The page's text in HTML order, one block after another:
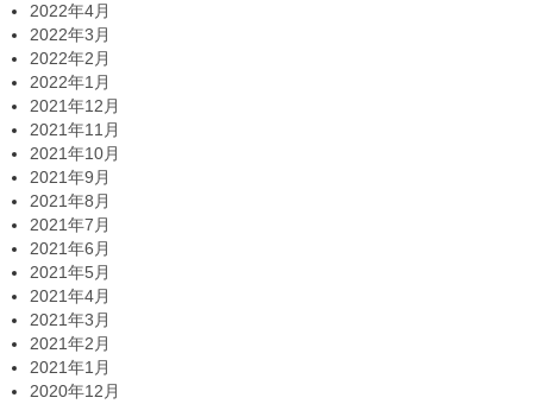
2022年4月
2022年3月
2022年2月
2022年1月
2021年12月
2021年11月
2021年10月
2021年9月
2021年8月
2021年7月
2021年6月
2021年5月
2021年4月
2021年3月
2021年2月
2021年1月
2020年12月